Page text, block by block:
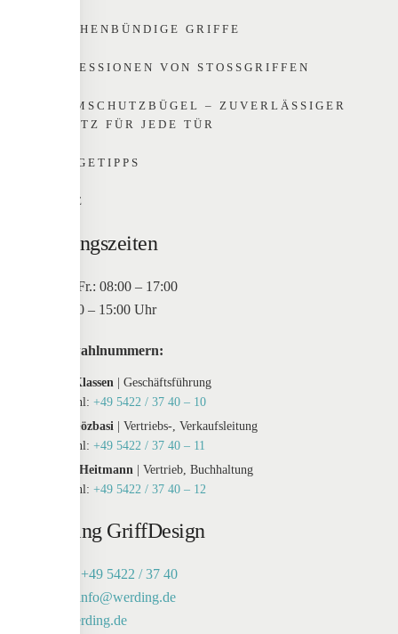
FLÄCHENBÜNDIGE GRIFFE
IMPRESSIONEN VON STOSSGRIFFEN
RAMMSCHUTZBÜGEL – ZUVERLÄSSIGER
SCHUTZ FÜR JEDE TÜR
PFLEGETIPPS
HOME
Öffnungszeiten
Mo. bis Fr.: 08:00 – 17:00
Sa: 10:00 – 15:00 Uhr
Durchwahlnummern:
Maxim Klassen | Geschäftsführung
Durchwahl: +49 5422 / 37 40 – 10
Tayfur Gözbasi | Vertriebs-, Verkaufsleitung
Durchwahl: +49 5422 / 37 40 – 11
Susanne Heitmann | Vertrieb, Buchhaltung
Durchwahl: +49 5422 / 37 40 – 12
Werding GriffDesign
+49 5422 / 37 40
info@werding.de
werding.de